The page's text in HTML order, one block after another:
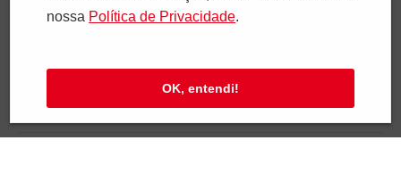
Ajuda e Suporte
SAC e Atendimento
nossa Polí­tica de Privacidade.
OK, entendi!